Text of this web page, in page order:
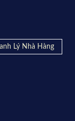
Lý Nhà Hàng